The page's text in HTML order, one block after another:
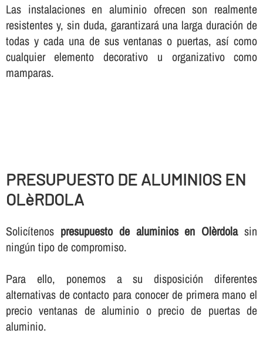
Las instalaciones en aluminio ofrecen son realmente
resistentes y, sin duda, garantizará una larga duración de
todas y cada una de sus ventanas o puertas, así­ como
cualquier elemento decorativo u organizativo como
mamparas.
PRESUPUESTO DE ALUMINIOS EN
OLèRDOLA
Solicí­tenos presupuesto de aluminios en Olèrdolasin
ningún tipo de compromiso.
Para ello, ponemos a su disposición diferentes
alternativas de contacto para conocer de primera mano el
precio ventanas de aluminio o precio de puertas de
aluminio.